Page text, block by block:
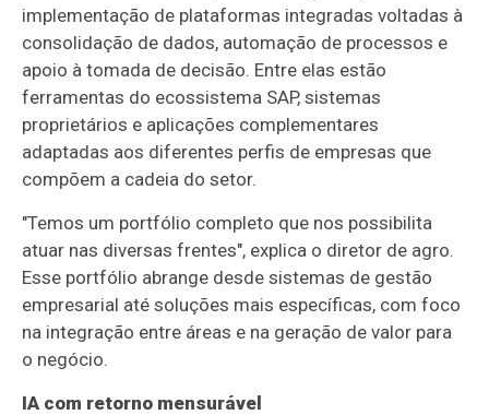
implementação de plataformas integradas voltadas à
consolidação de dados, automação de processos e
apoio à tomada de decisão. Entre elas estão
ferramentas do ecossistema SAP, sistemas
proprietários e aplicações complementares
adaptadas aos diferentes perfis de empresas que
compõem a cadeia do setor.
"Temos um portfólio completo que nos possibilita
atuar nas diversas frentes", explica o diretor de agro.
Esse portfólio abrange desde sistemas de gestão
empresarial até soluções mais específicas, com foco
na integração entre áreas e na geração de valor para
o negócio.
IA com retorno mensurável